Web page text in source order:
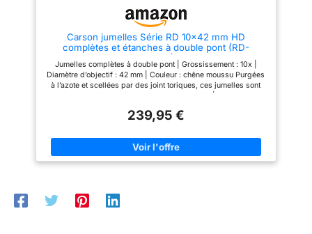
Carson jumelles Série RD 10x42 mm HD
complètes et étanches à double pont (RD-
042MO)
Jumelles complètes à double pont | Grossissement : 10x |
Diamètre d’objectif : 42 mm | Couleur : chêne moussu Purgées
à l’azote et scellées par des joint toriques, ces jumelles sont
parfaitement étanches et résistantes à la buée | Idéales pour
touristiques, les voyages, les événements sportifs, les
qualité BAK-4 et les lentilles multicouches créent une image
ultra claire et nette | Contiennent des œilletons escamotables
extra longs | Peuvent être montées aux trépieds Champ de
livraison : un étui protecteur rigide, une lanière de cou, une
bandoulière et un chiffon nettoyant pour les lentilles
239,95 €